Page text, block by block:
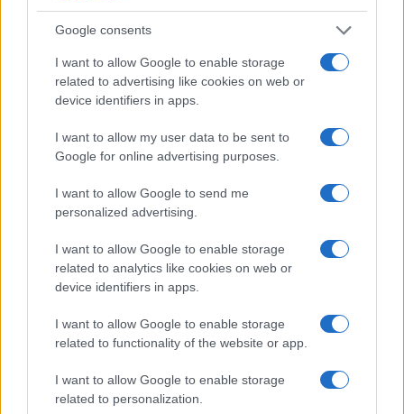
Google consents
I want to allow Google to enable storage
related to advertising like cookies on web or
device identifiers in apps.
I want to allow my user data to be sent to
Google for online advertising purposes.
I want to allow Google to send me
personalized advertising.
I want to allow Google to enable storage
related to analytics like cookies on web or
device identifiers in apps.
I want to allow Google to enable storage
related to functionality of the website or app.
I want to allow Google to enable storage
related to personalization.
Fabiola non crede che quella separazione sarebbe
Pino avrebbero continuato a discutere, ad
“arrabbiarsi” — usa proprio questa parola ma che
non sarebbero riusciti a disfare quel “noi”
fortemente voluto fin dall’inizio. È la stessa logica
per cui, oggi, associa la fine imminente e
improvvisa del gennaio 2015 non a una rottura
definitiva ma aun capitolo interrotto a metà
due persone che si erano allontanate, colte da un
destino che non ha lasciato il tempo per chiudere